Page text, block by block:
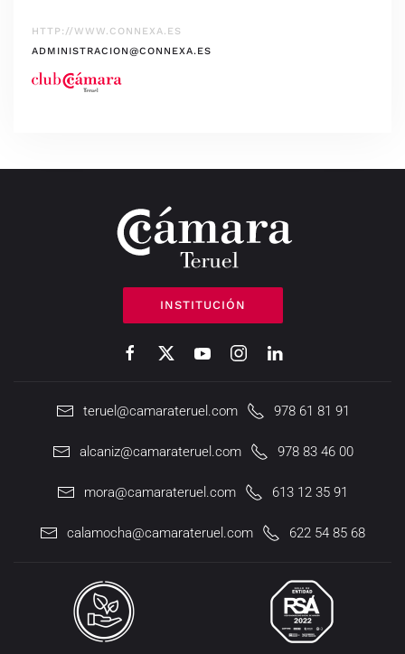
HTTP://WWW.CONNEXA.ES
ADMINISTRACION@CONNEXA.ES
INSTITUCIÓN
teruel@camarateruel.com 978 61 81 91
alcaniz@camarateruel.com 978 83 46 00
mora@camarateruel.com 613 12 35 91
calamocha@camarateruel.com 622 54 85 68